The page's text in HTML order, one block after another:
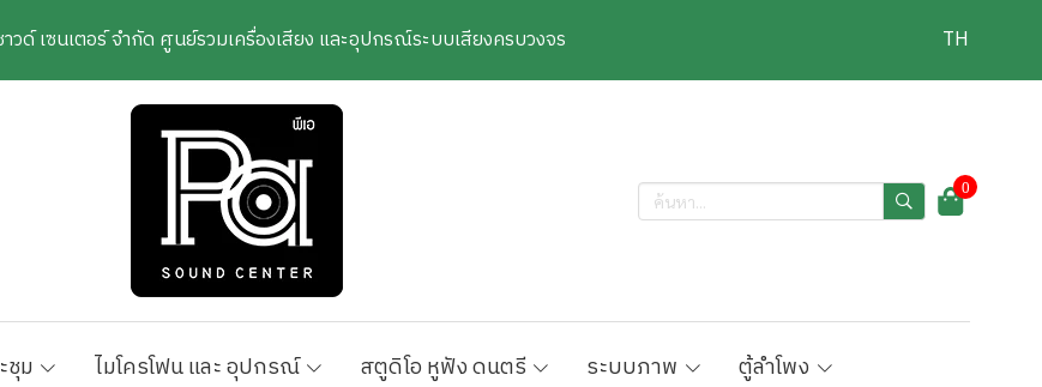
วด์ เซนเตอร์ จำกัด ศูนย์รวมเครื่องเสียง และอุปกรณ์ระบบเสียงครบวงจร TH
0
ชุม ไมโครโฟน และ อุปกรณ์ สตูดิโอ หูฟัง ดนตรี ระบบภาพ
ตู้ลำโพง